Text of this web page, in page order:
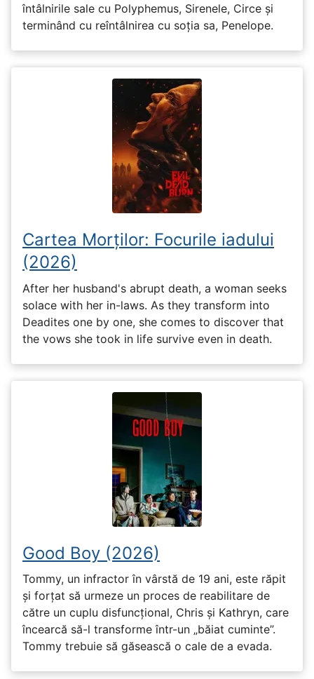
întâlnirile sale cu Polyphemus, Sirenele, Circe și
terminând cu reîntâlnirea cu soția sa, Penelope.
Cartea Morților: Focurile iadului
(2026)
After her husband's abrupt death, a woman seeks
solace with her in-laws. As they transform into
Deadites one by one, she comes to discover that
the vows she took in life survive even in death.
Good Boy (2026)
Tommy, un infractor în vârstă de 19 ani, este răpit
și forțat să urmeze un proces de reabilitare de
către un cuplu disfuncțional, Chris și Kathryn, care
încearcă să-l transforme într-un „băiat cuminte”.
Tommy trebuie să găsească o cale de a evada.